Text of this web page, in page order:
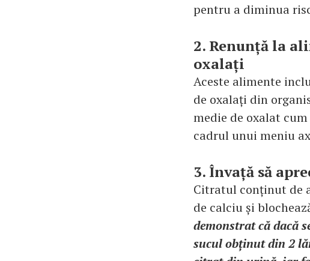
pentru a diminua
2. Renunță la
oxalați
Aceste alimente
de oxalați din
medie de oxalat
cadrul unui meniu
3. Învață să
Citratul conținut de
de calciu și
demonstrat că dacă
sucul obținut din 2